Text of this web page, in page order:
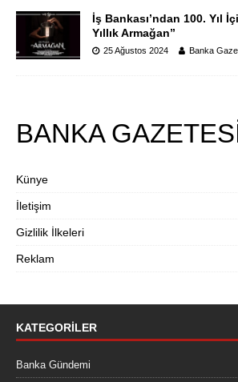
İş Bankası’ndan 100. Yıl
Yıllık Armağan”
25 Ağustos 2024 Banka
BANKA
Künye
İletişim
Gizlilik İlkeleri
Reklam
KATEGORILER
Banka Gündemi